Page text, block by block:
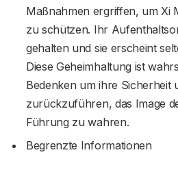
Maßnahmen ergriffen, um Xi
zu schützen. Ihr
gehalten und sie erscheint
Diese Geheimhaltung ist
Bedenken um ihre Sicherheit
zurückzuführen, das Image
Führung zu wahren.
Begrenzte Informationen